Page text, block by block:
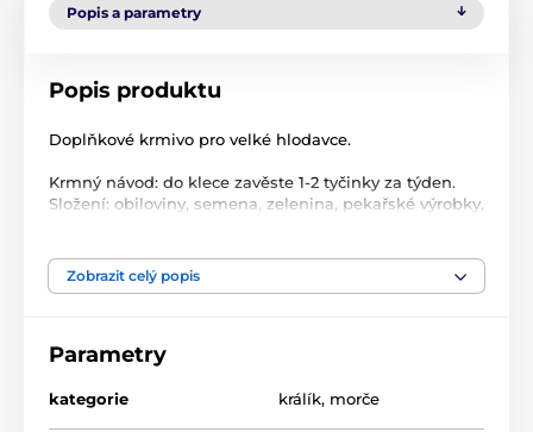
Popis a parametry
Popis produktu
Doplňkové krmivo pro velké hlodavce.
Krmný návod: do klece zavěste 1-2 tyčinky za týden.
Složení: obiloviny, semena, zelenina, pekařské výrobky,
Hlodavci
Tyčinky pro hlodavce Vitakraft
Zobrazit celý popis
Parametry
kategorie králík, morče